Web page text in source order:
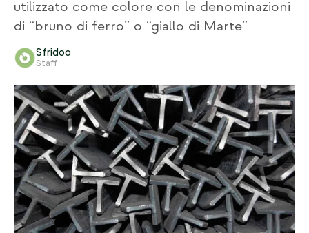
utilizzato come colore con le denominazioni
di “bruno di ferro” o “giallo di Marte”
Sfridoo
Staff